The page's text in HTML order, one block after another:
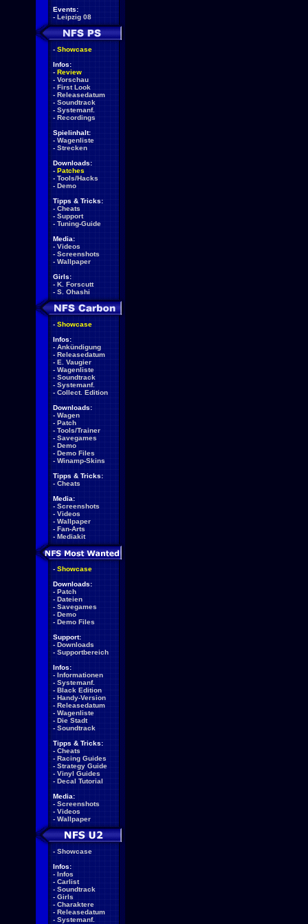
Events:
- Leipzig 08
- Showcase
Infos:
- Review
- Vorschau
- First Look
- Releasedatum
- Soundtrack
- Systemanf.
- Recordings
Spielinhalt:
- Wagenliste
- Strecken
Downloads:
- Patches
- Tools/Hacks
- Demo
Tipps & Tricks:
- Cheats
- Support
- Tuning-Guide
Media:
- Videos
- Screenshots
- Wallpaper
Girls:
- K. Forscutt
- S. Ohashi
- Showcase
Infos:
- Ankündigung
- Releasedatum
- E. Vaugier
- Wagenliste
- Soundtrack
- Systemanf.
- Collect. Edition
Downloads:
- Wagen
- Patch
- Tools/Trainer
- Savegames
- Demo
- Demo Files
- Winamp-Skins
Tipps & Tricks:
- Cheats
Media:
- Screenshots
- Videos
- Wallpaper
- Fan-Arts
- Mediakit
- Showcase
Downloads:
- Patch
- Dateien
- Savegames
- Demo
- Demo Files
Support:
- Downloads
- Supportbereich
Infos:
- Informationen
- Systemanf.
- Black Edition
- Handy-Version
- Releasedatum
- Wagenliste
- Die Stadt
- Soundtrack
Tipps & Tricks:
- Cheats
- Racing Guides
- Strategy Guide
- Vinyl Guides
- Decal Tutorial
Media:
- Screenshots
- Videos
- Wallpaper
- Showcase
Infos:
- Infos
- Carlist
- Soundtrack
- Girls
- Charaktere
- Releasedatum
- Systemanf.